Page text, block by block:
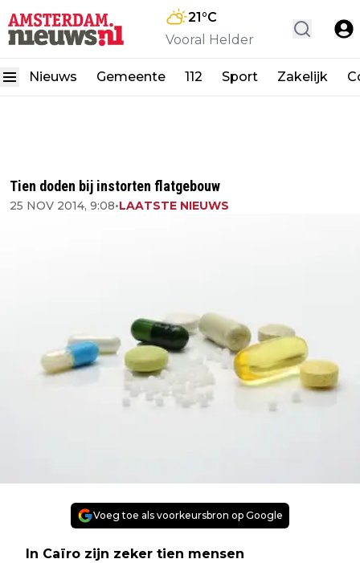
21°C
Vooral Helder
Nieuws Gemeente 112 Sport Zakelijk
Tien doden bij instorten flatgebouw
25 NOV 2014, 9:08•LAATSTE NIEUWS
Voeg toe als voorkeursbron op Google
In Caïro zijn zeker tien mensen